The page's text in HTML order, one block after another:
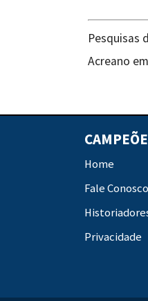
Pesquisas
Acreano
Home
Fale Conosco
Privacidade